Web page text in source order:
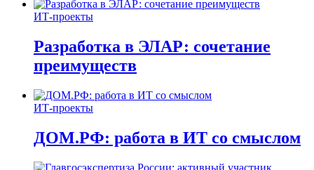
ИТ-проекты
Разработка в ЭЛАР: сочетание
преимуществ
ИТ-проекты
ДОМ.РФ: работа в ИТ со смыслом